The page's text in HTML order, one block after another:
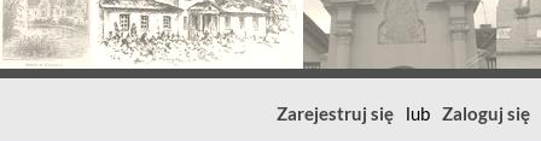
Zarejestruj się lub Zaloguj się